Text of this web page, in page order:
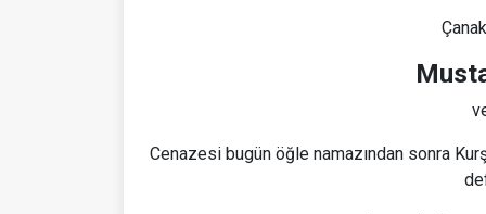
Cenazesi bugün öğle namazından sonra